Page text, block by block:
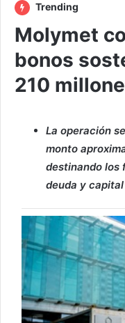
Trending
Molymet
bonos
210
La operación
monto
destinando los
deuda y